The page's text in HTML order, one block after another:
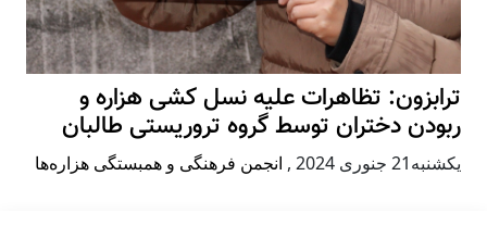
ترابزون: تظاهرات علیه نسل کشی هزاره و
ربودن دختران توسط گروه تروریستی طالبان
يكشنبه21 جنوری 2024 , انجمن فرهنگی و همبستگی هزاره‌ها